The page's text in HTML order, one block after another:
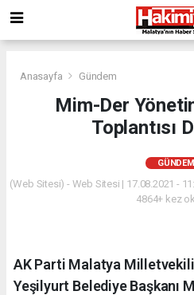
Anasayfa Gündem
Mim-Der
Toplantısı
GÜNDEM
(Web Sitesi) - Web Sitesi | 17.08.2021 -
4864+ kez
AK Parti Malatya
Yeşilyurt Belediye Başkanı